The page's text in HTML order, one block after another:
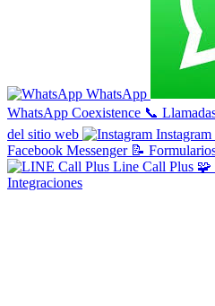
WhatsApp
WhatsApp Coexistence 📞
del sitio web
Instagram
Facebook Messenger 📝
Line Call Plus 🧩
Integraciones